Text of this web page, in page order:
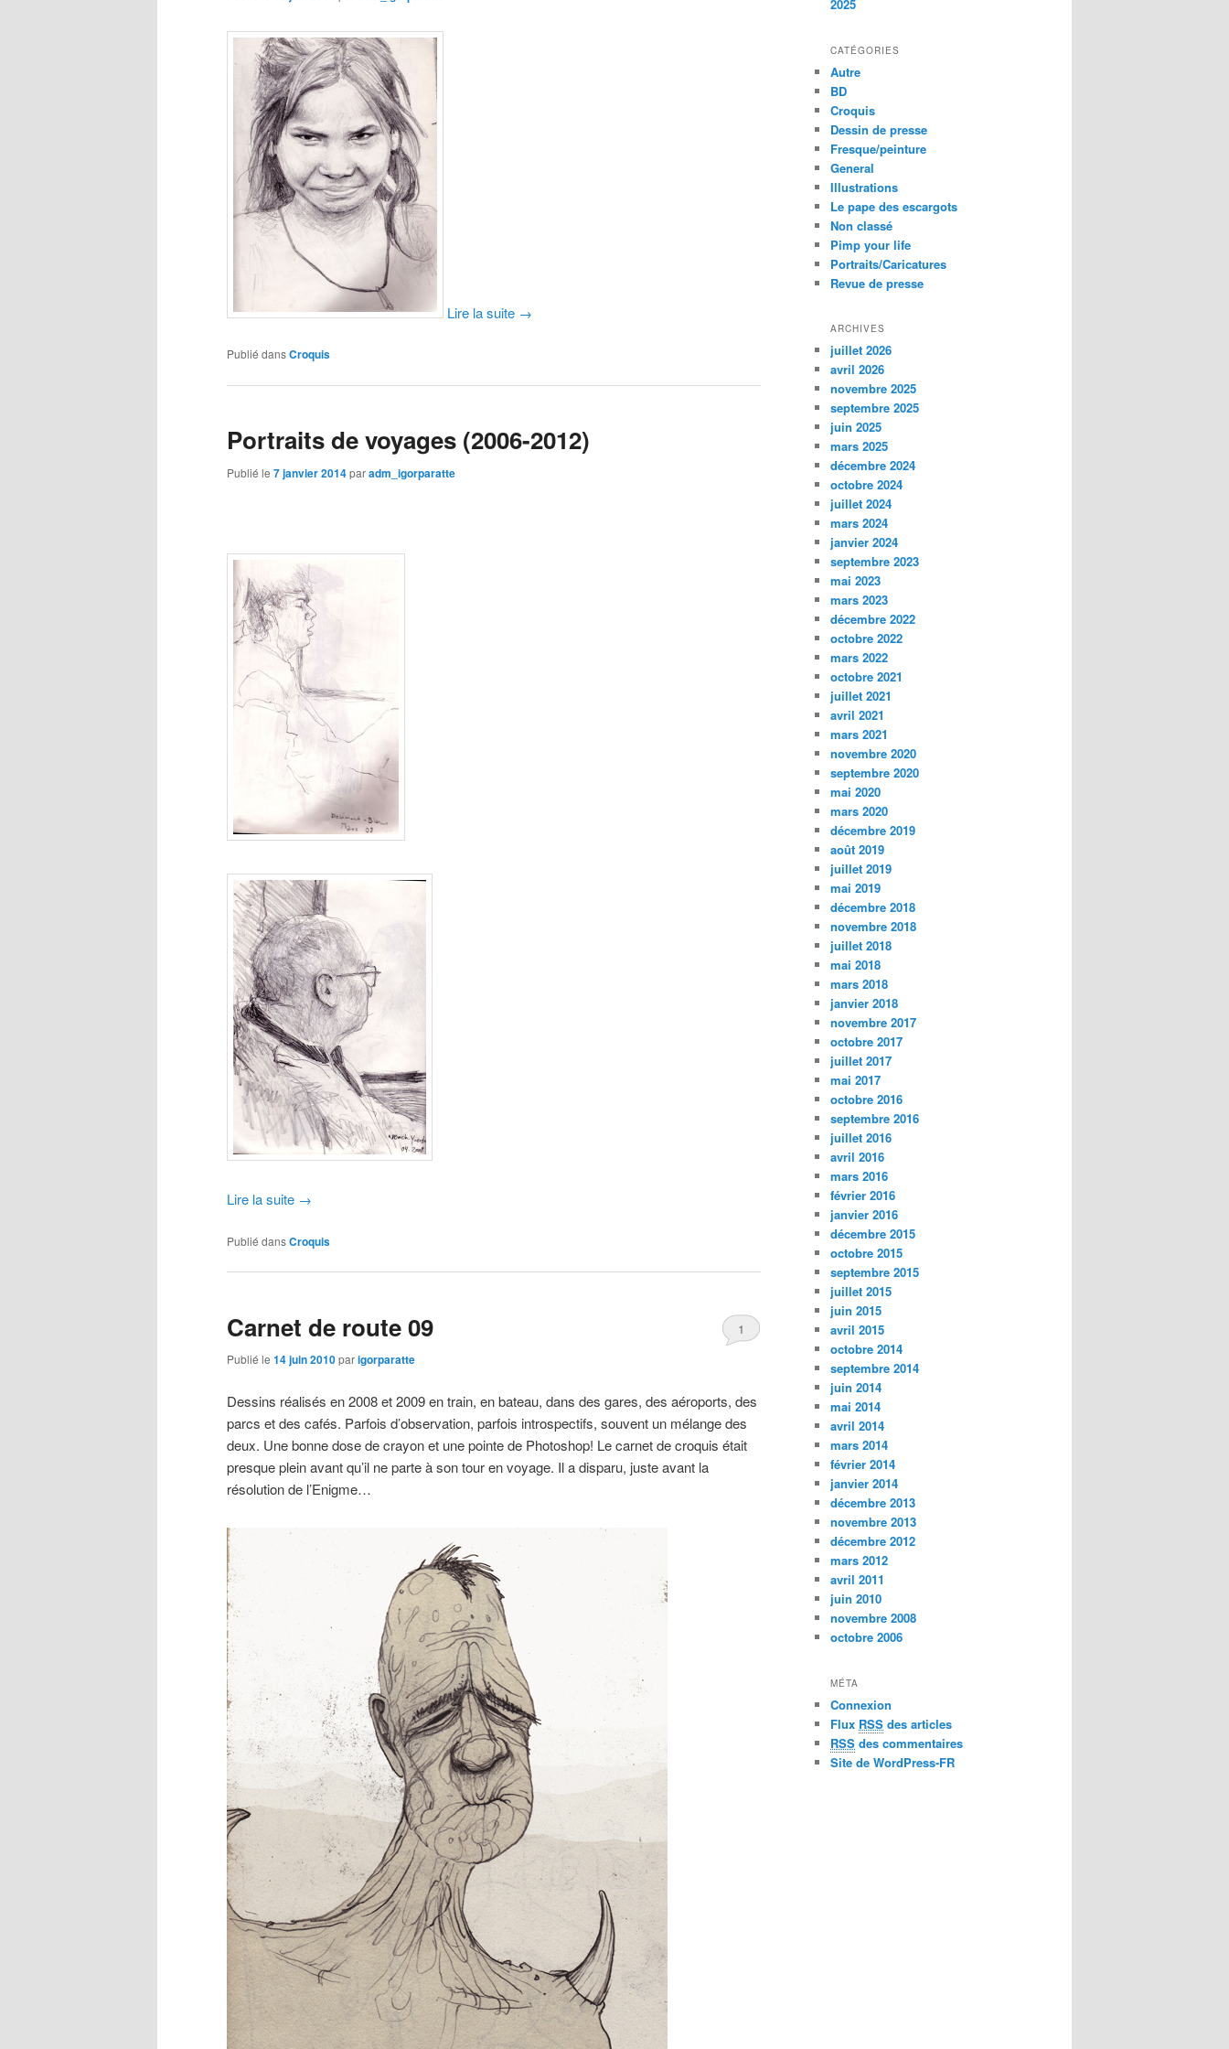
Lire la suite →
Publié dansCroquis
Portraits de voyages (2006-2012)
Publié le 7 janvier 2014paradm_igorparatte
Lire la suite →
Publié dansCroquis
Carnet de route 09
Publié le 14 juin 2010parigorparatte
1
Dessins réalisés en 2008 et 2009 en train, en bateau, dans des gares, des aéroports, des
parcs et des cafés. Parfois d’observation, parfois introspectifs, souvent un mélange des
deux. Une bonne dose de crayon et une pointe de Photoshop! Le carnet de croquis était
presque plein avant qu’il ne parte à son tour en voyage. Il a disparu, juste avant la
résolution de l’Enigme…
2025
CATÉGORIES
Autre
BD
Croquis
Dessin de presse
Fresque/peinture
General
Illustrations
Le pape des escargots
Non classé
Pimp your life
Portraits/Caricatures
Revue de presse
ARCHIVES
juillet 2026
avril 2026
novembre 2025
septembre 2025
juin 2025
mars 2025
décembre 2024
octobre 2024
juillet 2024
mars 2024
janvier 2024
septembre 2023
mai 2023
mars 2023
décembre 2022
octobre 2022
mars 2022
octobre 2021
juillet 2021
avril 2021
mars 2021
novembre 2020
septembre 2020
mai 2020
mars 2020
décembre 2019
août 2019
juillet 2019
mai 2019
décembre 2018
novembre 2018
juillet 2018
mai 2018
mars 2018
janvier 2018
novembre 2017
octobre 2017
juillet 2017
mai 2017
octobre 2016
septembre 2016
juillet 2016
avril 2016
mars 2016
février 2016
janvier 2016
décembre 2015
octobre 2015
septembre 2015
juillet 2015
juin 2015
avril 2015
octobre 2014
septembre 2014
juin 2014
mai 2014
avril 2014
mars 2014
février 2014
janvier 2014
décembre 2013
novembre 2013
décembre 2012
mars 2012
avril 2011
juin 2010
novembre 2008
octobre 2006
MÉTA
Connexion
Flux RSS des articles
RSS des commentaires
Site de WordPress-FR